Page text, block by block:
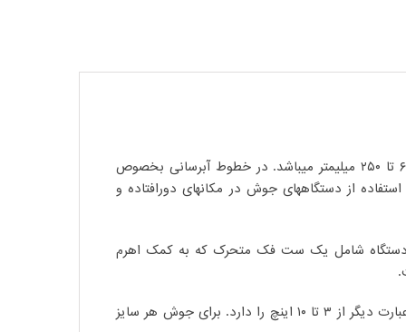
دستگاه جوش 250 دستی بارینکو مدل B-M250 از تولیدات جدید شرکت با قابلیت جوشکاری لوله و اتصالات پلی اتیلن از سایز ۶۳ تا ۲۵۰ میلیمتر میباشد. در خطوط آبرسانی بخصوص
از دستگاههای جوش در مکانهای دورافتاده و
دستگاه شامل یک ست فک متحرک که به کمک اهرم
دستگاه جوش 250 دستی بارینکو قابلیت جوش لوله و اتصالات پلی اتیلن ۹۰، ۱۱۰، ۱۲۵، ۱۴۰، ۱۶۰، ۱۸۰، ۲۰۰، ۲۲۵ و ۲۵۰ میلیمتر یا به عبارت دیگر از ۳ تا ۱۰ اینچ را دارد. برای جوش هر سایز